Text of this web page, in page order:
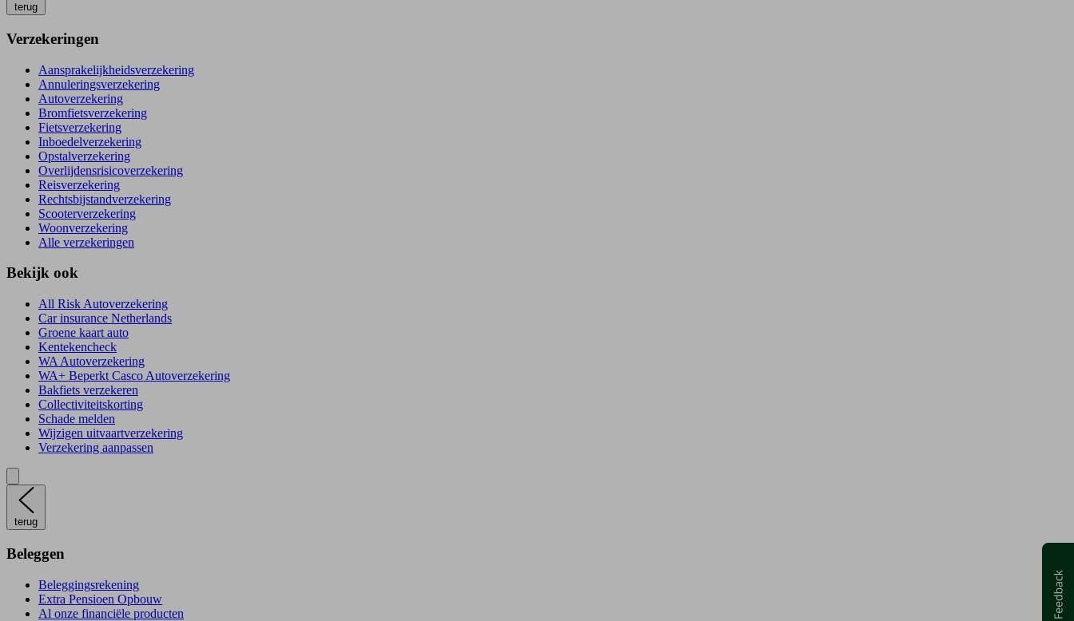
terug
Verzekeringen
Aansprakelijkheidsverzekering
Annuleringsverzekering
Autoverzekering
Bromfietsverzekering
Fietsverzekering
Inboedelverzekering
Opstalverzekering
Overlijdensrisicoverzekering
Reisverzekering
Rechtsbijstandverzekering
Scooterverzekering
Woonverzekering
Alle verzekeringen
Bekijk ook
All Risk Autoverzekering
Car insurance Netherlands
Groene kaart auto
Kentekencheck
WA Autoverzekering
WA+ Beperkt Casco Autoverzekering
Bakfiets verzekeren
Collectiviteitskorting
Schade melden
Wijzigen uitvaartverzekering
Verzekering aanpassen
terug
Beleggen
Beleggingsrekening
Extra Pensioen Opbouw
Al onze financiële producten